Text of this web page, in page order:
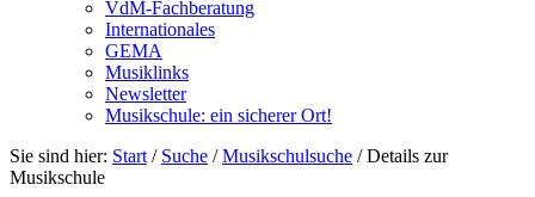
VdM-Fachberatung
Internationales
GEMA
Musiklinks
Newsletter
Musikschule: ein sicherer Ort!
Sie sind hier: Start / Suche /Musikschulsuche /Details zur
Musikschule